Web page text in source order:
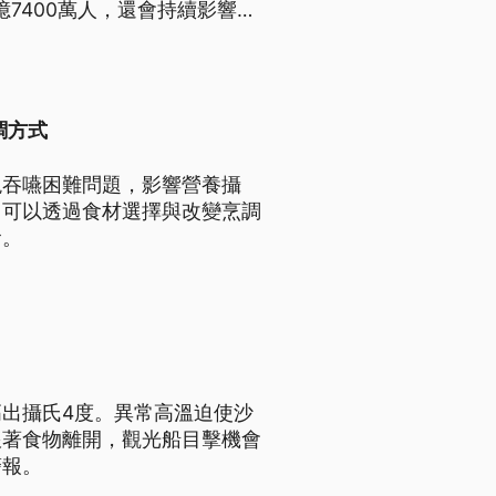
萬人，還會持續影響農
方式
嚥困難問題，影響營養攝
以透過食材選擇與改變烹調
攝氏4度。異常高溫迫使沙
食物離開，觀光船目擊機會
。